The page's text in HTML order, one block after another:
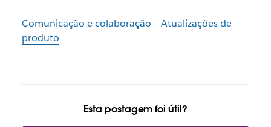
Comunicação e colaboração
Atualizações de
produto
Esta postagem foi útil?